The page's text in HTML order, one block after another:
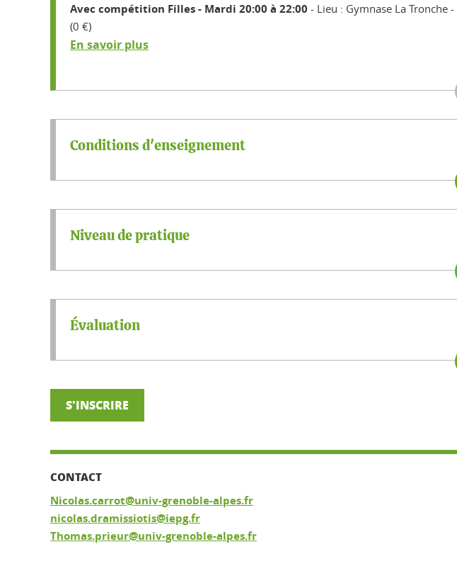
Avec compétition Filles - Mardi 20:00 à 22:00 Lieu : Gymnase La Tronche
(0 €)
En savoir plus
Conditions d'enseignement
Niveau de pratique
Évaluation
S'INSCRIRE
CONTACT
Nicolas.carrot@univ-grenoble-alpes.fr
nicolas.dramissiotis@iepg.fr
Thomas.prieur@univ-grenoble-alpes.fr